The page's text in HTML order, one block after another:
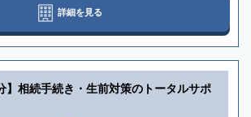
詳細を見る
】相続手続き・生前対策のトータルサポ